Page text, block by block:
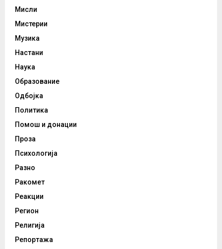
Мисли
Мистерии
Музика
Настани
Наука
Образование
Одбојка
Политика
Помош и донации
Проза
Психологија
Разно
Ракомет
Реакции
Регион
Религија
Репортажа